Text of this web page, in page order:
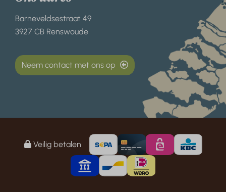
Barneveldsestraat 49
3927 CB Renswoude
Neem contact met ons op
Veilig betalen